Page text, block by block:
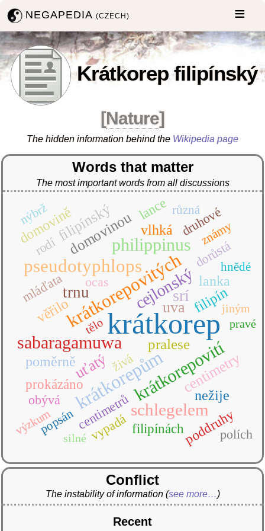
NEGAPEDIA(CZECH)
Krátkorep filipínský
[Nature]
The hidden information behind the Wikipedia page
Words that matter
The most important words from all discussions
krátkorep
krátkorepům
krátkorepovitých
pseudotyphlops
krátkorepovití
philippinus
sabaragamuwa
schlegelem
cejlonský
srí
trnu
uva
uťatý centimetry
domovinou
filipínský
pralese
domovině
filipín
lanka
nežije
poměrně
vlhká
věřilo
filipínách
lance
poddruhy
prokázáno
centimetrů
dorůstá
druhové
mláďata
obývá
ocas
polích
rodí
vypadá
živá
hnědé
nýbrž
popsán
různá
známy
jiným
pravé
silné
tělo
výzkum
Conflict
The instability of information (see more…)
Recent